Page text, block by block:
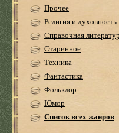
Прочее
Религия и духовность
Справочная
Старинное
Техника
Фантастика
Фольклор
Юмор
Список всех жанров